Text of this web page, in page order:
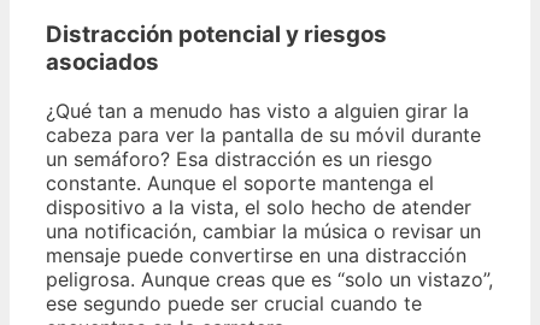
Distracción potencial y riesgos
asociados
¿Qué tan a menudo has visto a alguien girar la
cabeza para ver la pantalla de su móvil durante
un semáforo? Esa distracción es un riesgo
constante. Aunque el soporte mantenga el
dispositivo a la vista, el solo hecho de atender
una notificación, cambiar la música o revisar un
mensaje puede convertirse en una distracción
peligrosa. Aunque creas que es “solo un vistazo”,
ese segundo puede ser crucial cuando te